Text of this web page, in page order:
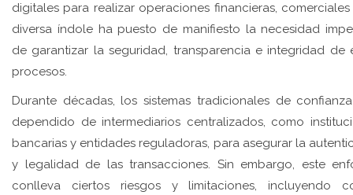
digitales para realizar operaciones financieras,
diversa índole ha puesto de manifiesto la necesidad
de garantizar la seguridad, transparencia e integridad de
procesos.
Durante décadas, los sistemas tradicionales de
dependido de intermediarios centralizados, como
bancarias y entidades reguladoras, para asegurar la
y legalidad de las transacciones. Sin embargo, este
conlleva ciertos riesgos y limitaciones, incluyendo